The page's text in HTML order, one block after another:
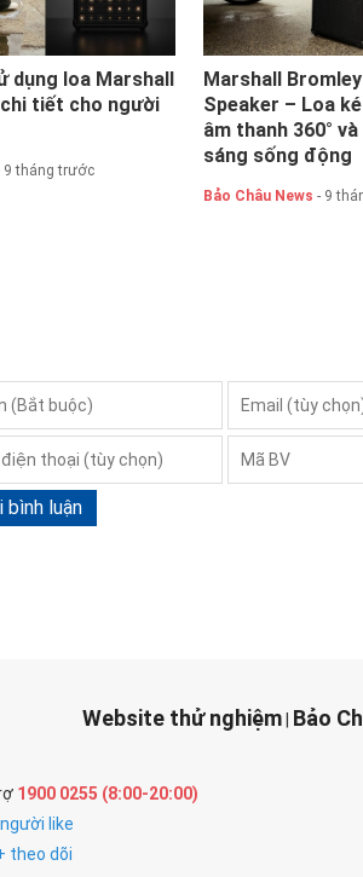
dụng loa Marshall
tiết cho người
9 tháng trước
Marshall
Speaker – Loa
âm thanh 360°
sáng sống động
Bảo Châu News - 9
bình luận
Website thử nghiệm| Bảo
1900 0255 (8:00-20:00)
like
theo dõi